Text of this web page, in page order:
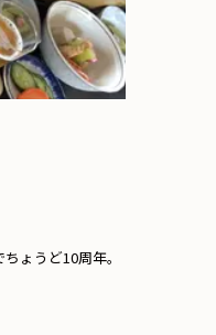
ょうど10周年。